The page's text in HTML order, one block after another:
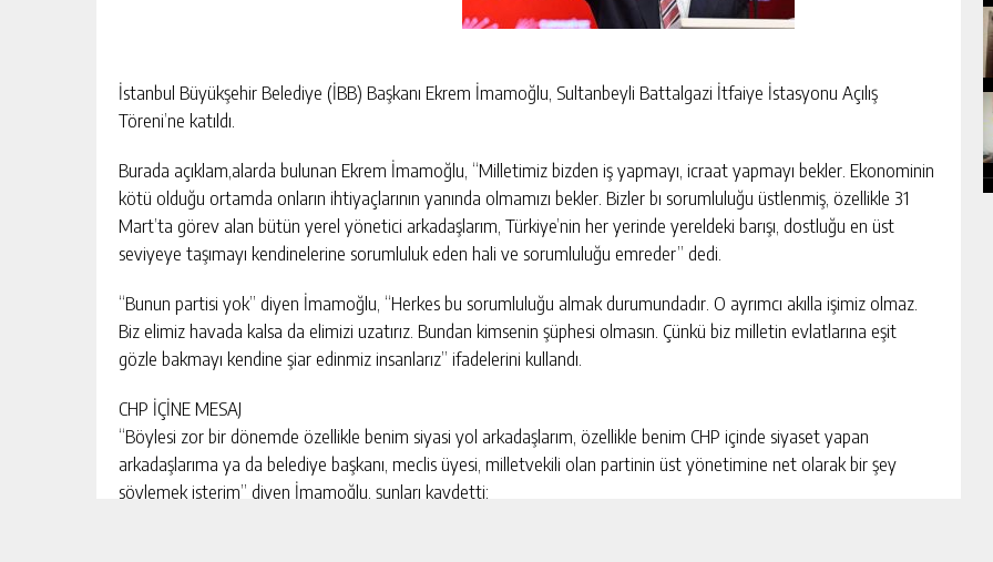
İstanbul Büyükşehir Belediye (İBB) Başkanı Ekrem İmamoğlu, Sultanbeyli Battalgazi İtfaiye İstasyonu Açılış
Töreni’ne katıldı.
Burada açıklam,alarda bulunan Ekrem İmamoğlu, “Milletimiz bizden iş yapmayı, icraat yapmayı bekler. Ekonominin
kötü olduğu ortamda onların ihtiyaçlarının yanında olmamızı bekler. Bizler bı sorumluluğu üstlenmiş, özellikle 31
Mart’ta görev alan bütün yerel yönetici arkadaşlarım, Türkiye’nin her yerinde yereldeki barışı, dostluğu en üst
seviyeye taşımayı kendinelerine sorumluluk eden hali ve sorumluluğu emreder” dedi.
“Bunun partisi yok” diyen İmamoğlu, “Herkes bu sorumluluğu almak durumundadır. O ayrımcı akılla işimiz olmaz.
Biz elimiz havada kalsa da elimizi uzatırız. Bundan kimsenin şüphesi olmasın. Çünkü biz milletin evlatlarına eşit
gözle bakmayı kendine şiar edinmiz insanlarız” ifadelerini kullandı.
CHP İÇİNE MESAJ
“Böylesi zor bir dönemde özellikle benim siyasi yol arkadaşlarım, özellikle benim CHP içinde siyaset yapan
arkadaşlarıma ya da belediye başkanı, meclis üyesi, milletvekili olan partinin üst yönetimine net olarak bir şey
söylemek isterim” diyen İmamoğlu, şunları kaydetti: